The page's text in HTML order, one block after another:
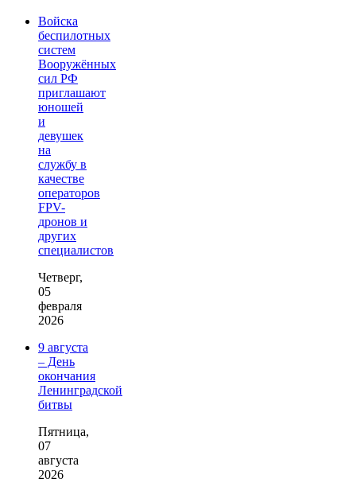
Войска
беспилотных
систем
Вооружённых
сил РФ
приглашают
юношей
и
девушек
на
службу в
качестве
операторов
FPV-
дронов и
других
специалистов
Четверг,
05
февраля
2026
9 августа
– День
окончания
Ленинградской
битвы
Пятница,
07
августа
2026